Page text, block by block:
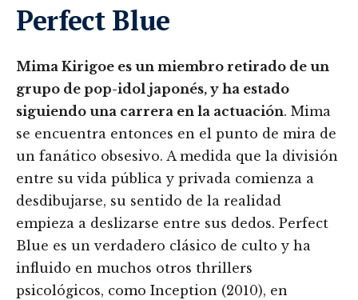
Perfect Blue
Mima Kirigoe es un miembro retirado de un
grupo de pop-idol japonés, y ha estado
siguiendo una carrera en la actuación. Mima
se encuentra entonces en el punto de mira de
un fanático obsesivo. A medida que la división
entre su vida pública y privada comienza a
desdibujarse, su sentido de la realidad
empieza a deslizarse entre sus dedos. Perfect
Blue es un verdadero clásico de culto y ha
influido en muchos otros thrillers
psicológicos, como Inception (2010), en